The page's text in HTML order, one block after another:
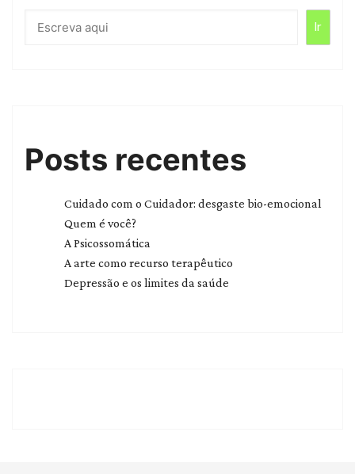
Ir
Posts recentes
Cuidado com o Cuidador: desgaste bio-emocional
Quem é você?
A Psicossomática
A arte como recurso terapêutico
Depressão e os limites da saúde